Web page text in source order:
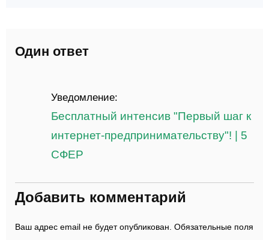
Один ответ
Уведомление:
Бесплатный интенсив "Первый шаг к
интернет-предпринимательству"! | 5
СФЕР
Добавить комментарий
Ваш адрес email не будет опубликован. Обязательные поля